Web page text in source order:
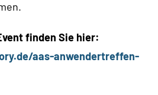
finden Sie hier:
aas-anwendertreffen-